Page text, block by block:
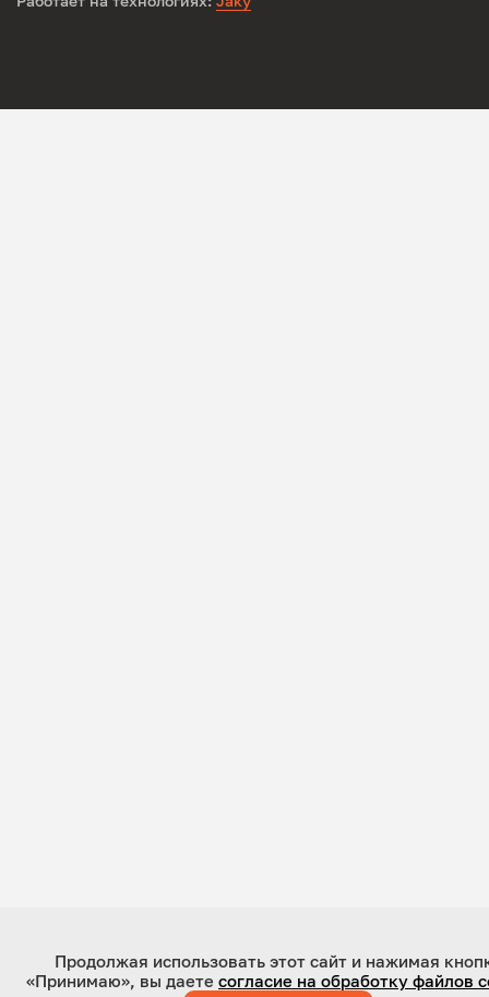
Продолжая использовать этот сайт и нажимая
«Принимаю», вы даете согласие на обработку файлов